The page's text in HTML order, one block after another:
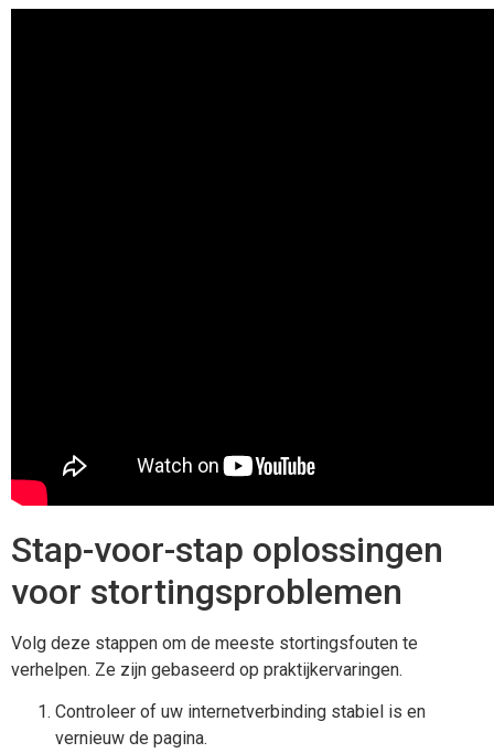
Stap-voor-stap oplossingen
voor stortingsproblemen
Volg deze stappen om de meeste stortingsfouten te
verhelpen. Ze zijn gebaseerd op praktijkervaringen.
Controleer of uw internetverbinding stabiel is en
vernieuw de pagina.